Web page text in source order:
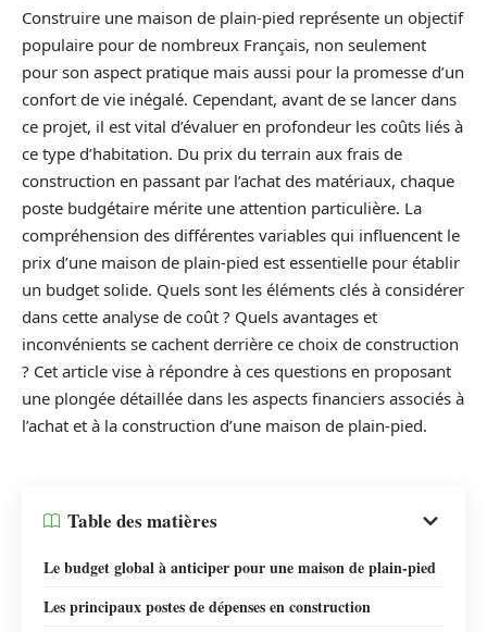
Construire une maison de plain-pied représente un objectif
populaire pour de nombreux Français, non seulement
pour son aspect pratique mais aussi pour la promesse d’un
confort de vie inégalé. Cependant, avant de se lancer dans
ce projet, il est vital d’évaluer en profondeur les coûts liés à
ce type d’habitation. Du prix du terrain aux frais de
construction en passant par l’achat des matériaux, chaque
poste budgétaire mérite une attention particulière. La
compréhension des différentes variables qui influencent le
prix d’une maison de plain-pied est essentielle pour établir
un budget solide. Quels sont les éléments clés à considérer
dans cette analyse de coût ? Quels avantages et
inconvénients se cachent derrière ce choix de construction
? Cet article vise à répondre à ces questions en proposant
une plongée détaillée dans les aspects financiers associés à
l’achat et à la construction d’une maison de plain-pied.
Table des matières
Le budget global à anticiper pour une maison de plain-pied
Les principaux postes de dépenses en construction